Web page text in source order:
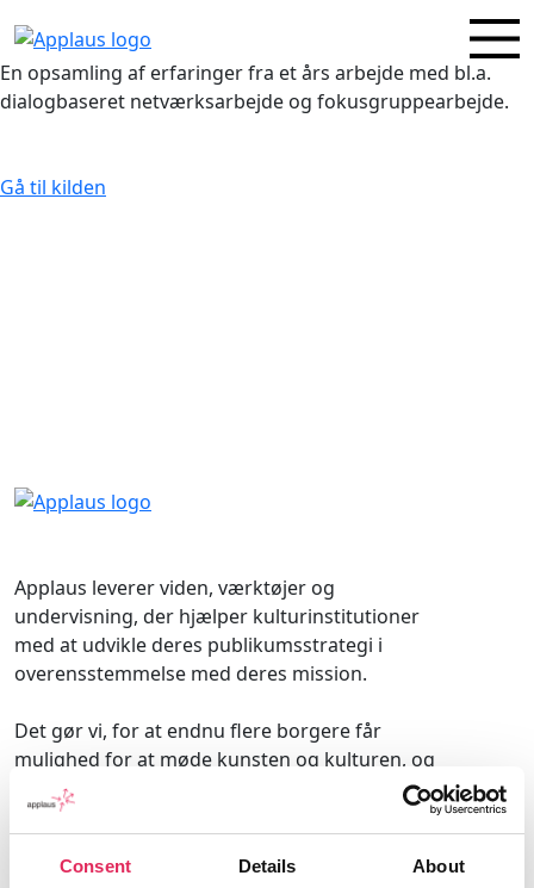
Consent Details About
En opsamling af erfaringer fra et års arbejde med bl.a.
dialogbaseret netværksarbejde og fokusgruppearbejde.
Gå til kilden
Applaus leverer viden, værktøjer og
undervisning, der hjælper kulturinstitutioner
med at udvikle deres publikumsstrategi i
overensstemmelse med deres mission.
Det gør vi, for at endnu flere borgere får
mulighed for at møde kunsten og kulturen, og
for at kulturinstitutionerne får kvalificeret viden
og inspiration til arbejde strategisk med